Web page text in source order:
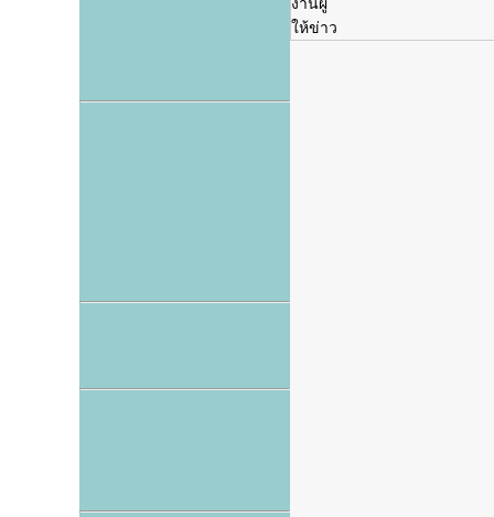
งานผู้
ให้ข่าว